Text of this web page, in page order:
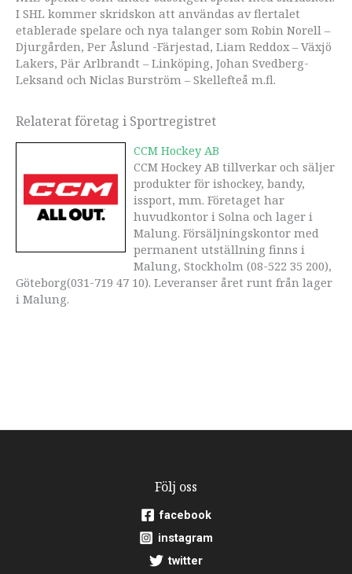
I SHL kommer skridskon att användas av flertalet
etablerade spelare och nya talanger som Robin Norell –
Djurgården, Per Åslund -Färjestad, Liam Reddox – Växjö
Lakers, Pär Arlbrandt – Linköping, Johan Svedberg-
Leksand och Niclas Burström – Skellefteå m.fl.
Relaterat företag i Sportregistret
CCM Hockey AB
CCM Hockey AB tillverkar och säljer
produkter för ishockey, bandy,
issport, mm. Företaget har
huvudkontor i Solna och lager i
Malung. Försäljningskontor med
permanent utställning finns i
Malung, Stockholm (08-522 35 200),
Göteborg(031-719 47 10). Leveranser året runt från lager
i Malung.
Följ oss
facebook
instagram
twitter